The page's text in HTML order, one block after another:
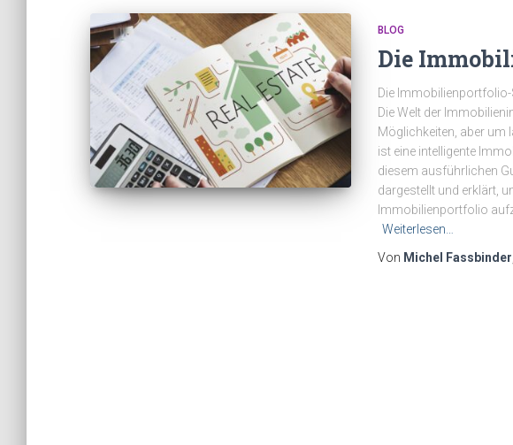
BLOG
Die
Die
Die Welt der
Möglichkeiten, aber um
ist eine intelligente
diesem ausführlichen
dargestellt und erklärt,
Immobilienportfolio
Weiterlesen…
Von Michel Fassbinder